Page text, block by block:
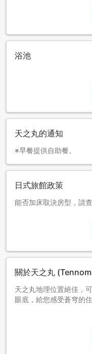
浴池
天之丸的通知
※早餐提供自助餐。
日式旅館政策
能否加床取決房型，請
關於天之丸
天之丸地理位置絕佳，
眼底，給您感受蒼穹的住
您可在此感受自然的風